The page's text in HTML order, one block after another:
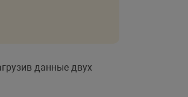
данные двух